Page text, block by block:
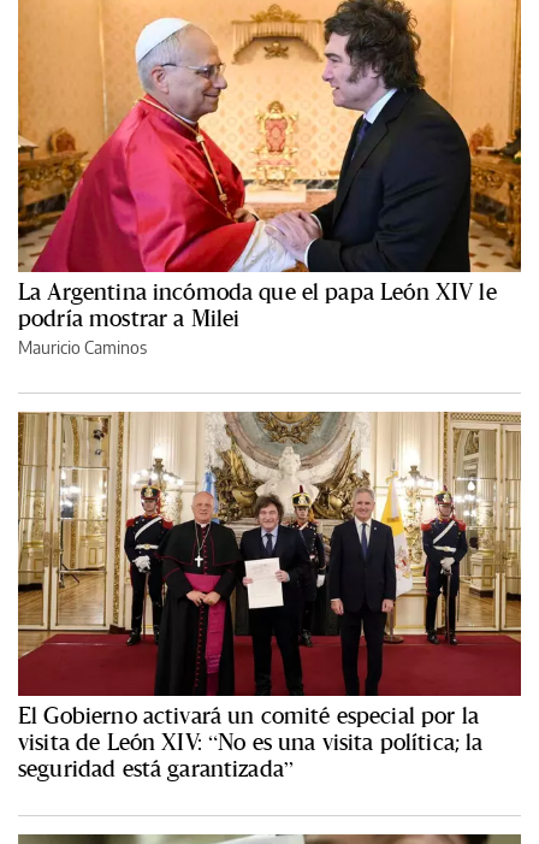
La Argentina incómoda que el papa León XIV le
podría mostrar a Milei
Mauricio Caminos
El Gobierno activará un comité especial por la
visita de León XIV: “No es una visita política; la
seguridad está garantizada”